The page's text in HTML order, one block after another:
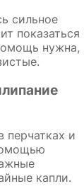
сильное
показаться
нужна,
перчатках и
капли.